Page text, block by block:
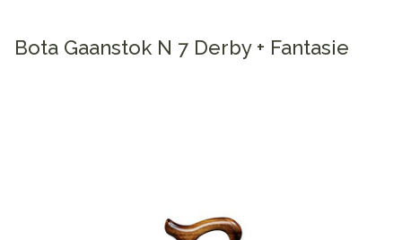
Bota Gaanstok N 7 Derby + Fantasie